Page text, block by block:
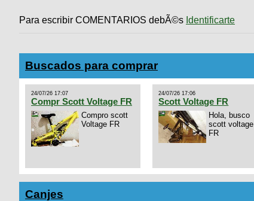
Para escribir COMENTARIOS debÃ©s Identificarte
Buscados para comprar
24/07/26 17:07
Compr Scott Voltage FR
Compro scott
Voltage FR
24/07/26 17:06
Scott Voltage FR
Hola, busco
scott voltage
FR
Canjes